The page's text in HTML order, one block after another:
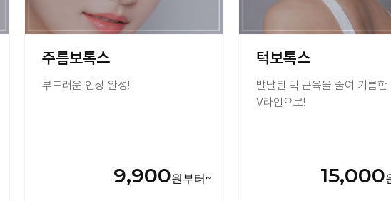
주름보톡스
부드러운 인상 완성!
9,900
턱보톡스
발달된 턱 근육을 줄여 갸름한
V라인으로!
15,000